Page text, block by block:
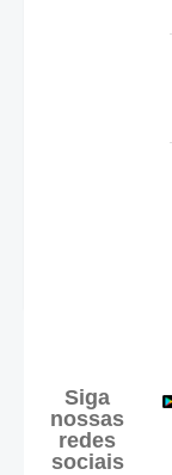
Siga
nossas
redes
sociais